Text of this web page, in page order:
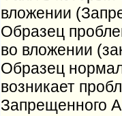
corruptload
&IngLastRow
вложении
Образец
во вложении
Образец
возникает
Запрещенного